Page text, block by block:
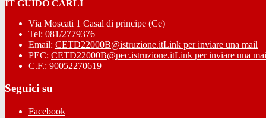
IT GUIDO CARLI
Via Moscati 1 Casal di principe (Ce)
Tel: 081/2779376
Email: CETD22000B@istruzione.itLink per inviare una mail
PEC: CETD22000B@pec.istruzione.itLink per inviare una
C.F.: 90052270619
Seguici su
Facebook